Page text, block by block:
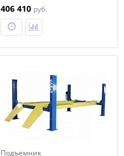
платформы для сход-развала
406 410 руб.
Подъемник